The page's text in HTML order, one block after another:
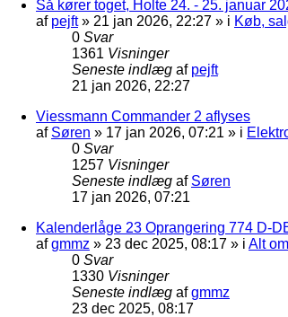
Så kører toget, Holte 24. - 25. januar
af pejft» 21 jan 2026, 22:27 » i Køb,
0 Svar
1361 Visninger
Seneste indlæg af pejft
21 jan 2026, 22:27
Viessmann Commander 2 aflyses
af Søren » 17 jan 2026, 07:21 » i
0 Svar
1257 Visninger
Seneste indlæg af Søren
17 jan 2026, 07:21
Kalenderlåge 23 Oprangering 774 D-
afgmmz » 23 dec 2025, 08:17 » i Alt
0 Svar
1330 Visninger
Seneste indlæg afgmmz
23 dec 2025, 08:17